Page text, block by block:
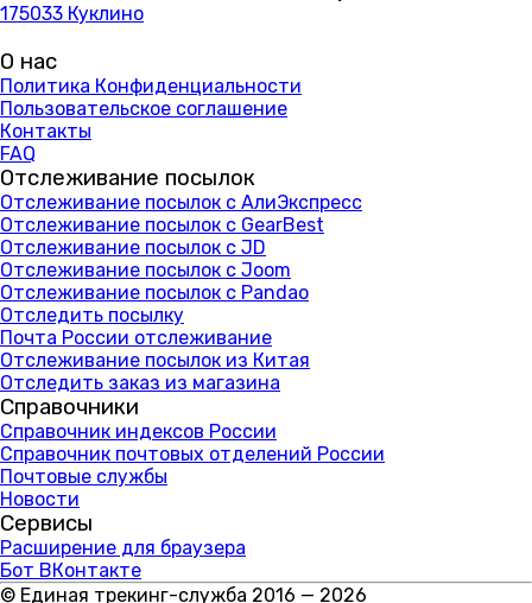
175033 Куклино
О нас
Политика Конфиденциальности
Пользовательское соглашение
Контакты
FAQ
Отслеживание посылок
Отслеживание посылок с АлиЭкспресс
Отслеживание посылок с GearBest
Отслеживание посылок с JD
Отслеживание посылок с Joom
Отслеживание посылок с Pandao
Отследить посылку
Почта России отслеживание
Отслеживание посылок из Китая
Отследить заказ из магазина
Справочники
Справочник индексов России
Справочник почтовых отделений России
Почтовые службы
Новости
Сервисы
Расширение для браузера
Бот ВКонтакте
© Единая трекинг-служба 2016 — 2026